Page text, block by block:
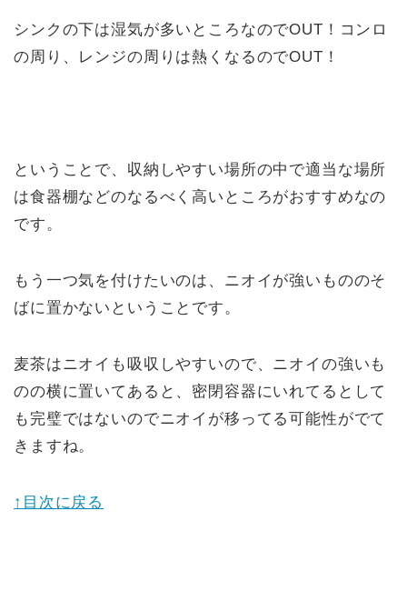
シンクの下は湿気が多いところなのでOUT！コンロ
の周り、レンジの周りは熱くなるのでOUT！
ということで、収納しやすい場所の中で適当な場所
は食器棚などのなるべく高いところがおすすめなの
です。
もう一つ気を付けたいのは、ニオイが強いもののそ
ばに置かないということです。
麦茶はニオイも吸収しやすいので、ニオイの強いも
のの横に置いてあると、密閉容器にいれてるとして
も完璧ではないのでニオイが移ってる可能性がでて
きますね。
↑目次に戻る